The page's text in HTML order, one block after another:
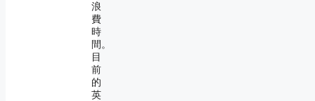
浪
費
時
間。
目
前
的
英